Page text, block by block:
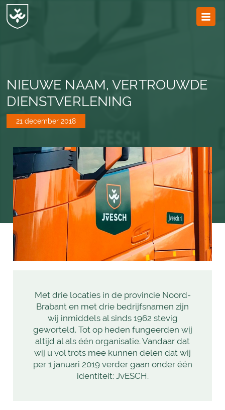
NIEUWE NAAM, VERTROUWDE
DIENSTVERLENING
21 december 2018
Met drie locaties in de provincie Noord-
Brabant en met drie bedrijfsnamen zijn
wij inmiddels al sinds 1962 stevig
geworteld. Tot op heden fungeerden wij
altijd al als één organisatie. Vandaar dat
wij u vol trots mee kunnen delen dat wij
per 1 januari 2019 verder gaan onder één
identiteit: JvESCH.